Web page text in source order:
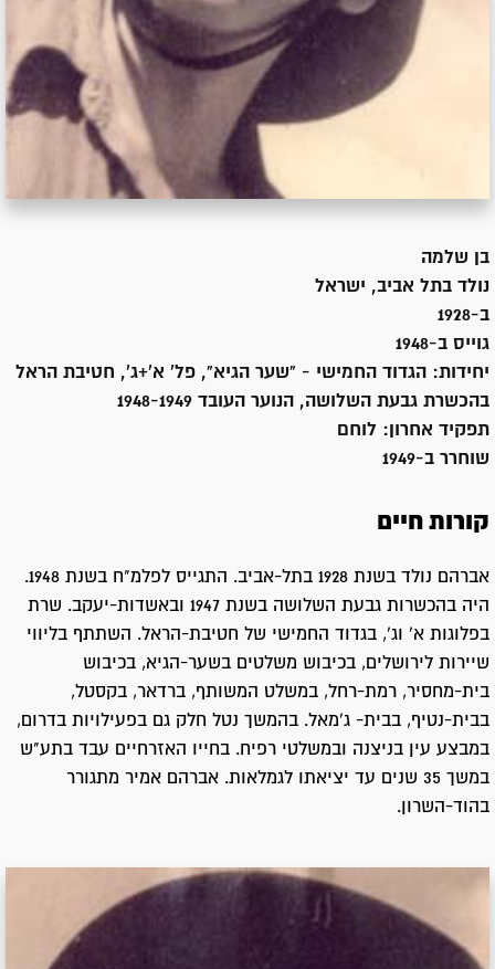
בן שלמה
נולד בתל אביב, ישראל
ב-1928
גוייס ב-1948
יחידות: הגדוד החמישי - "שער הגיא", פל' א'+ג', חטיבת הראל
בהכשרת גבעת השלושה, הנוער העובד 1948-1949
תפקיד אחרון: לוחם
שוחרר ב-1949
קורות חיים
היה בהכשרות גבעת השלושה בשנת 1947 ובאשדות-יעקב. שרת
בפלוגות א' וג', בגדוד החמישי של חטיבת-הראל. השתתף בליווי
שיירות לירושלים, בכיבוש משלטים בשער-הגיא, בכיבוש
בית-מחסיר, רמת-רחל, במשלט המשותף, ברדאר, בקסטל,
בבית-נטיף, בבית- ג'מאל. בהמשך נטל חלק גם בפעילויות בדרום,
במבצע עין בניצנה ובמשלטי רפיח. בחייו האזרחיים עבד בתע"ש
במשך 35 שנים עד יציאתו לגמלאות. אברהם אמיר מתגורר
בהוד-השרון.